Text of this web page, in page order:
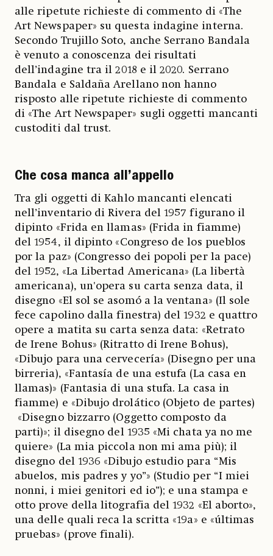
alle ripetute richieste di commento di «The
Art Newspaper» su questa indagine interna.
Secondo Trujillo Soto, anche Serrano Bandala
è venuto a conoscenza dei risultati
dell’indagine tra il 2018 e il 2020. Serrano
Bandala e Saldaña Arellano non hanno
risposto alle ripetute richieste di commento
di «The Art Newspaper» sugli oggetti mancanti
custoditi dal trust.
Che cosa manca all’appello
Tra gli oggetti di Kahlo mancanti elencati
nell’inventario di Rivera del 1957 figurano il
dipinto «Frida en llamas» (Frida in fiamme)
del 1954, il dipinto «Congreso de los pueblos
por la paz» (Congresso dei popoli per la pace)
del 1952, «La Libertad Americana» (La libertà
americana), un'opera su carta senza data, il
disegno «El sol se asomó a la ventana» (Il sole
fece capolino dalla finestra) del 1932 e quattro
opere a matita su carta senza data: «Retrato
de Irene Bohus» (Ritratto di Irene Bohus),
«Dibujo para una cervecería» (Disegno per una
birreria), «Fantasía de una estufa (La casa en
llamas)» (Fantasia di una stufa. La casa in
fiamme) e «Dibujo drolático (Objeto de partes)
«Disegno bizzarro (Oggetto composto da
parti)»; il disegno del 1935 «Mi chata ya no me
quiere» (La mia piccola non mi ama più); il
disegno del 1936 «Dibujo estudio para “Mis
abuelos, mis padres y yo”» (Studio per “I miei
nonni, i miei genitori ed io”); e una stampa e
otto prove della litografia del 1932 «El aborto»,
una delle quali reca la scritta «19a» e «últimas
pruebas» (prove finali).